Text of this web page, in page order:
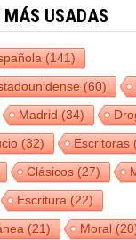
MÁS USADAS
(141)
(60)
Madrid(34)
(32) Escritoras
Clásicos(27)
Escritura(22)
(21) Moral